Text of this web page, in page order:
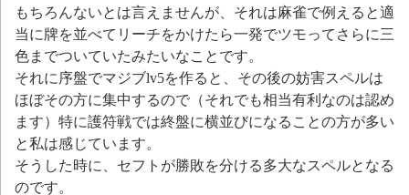
もちろんないとは言えませんが、それは麻雀で例えると適
当に牌を並べてリーチをかけたら一発でツモってさらに三
色までついていたみたいなことです。
それに序盤でマジブlv5を作ると、その後の妨害スペルは
ほぼその方に集中するので（それでも相当有利なのは認め
ます）特に護符戦では終盤に横並びになることの方が多い
と私は感じています。
そうした時に、セフトが勝敗を分ける多大なスペルとなる
のです。